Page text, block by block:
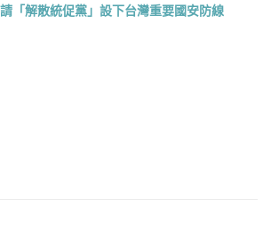
「解散統促黨」設下台灣重要國安防線